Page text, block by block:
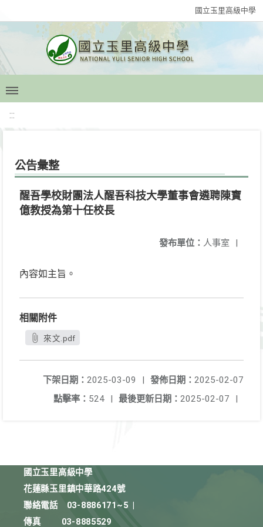
國立玉里高級中學
:::
公告彙整
醒吾學校財團法人醒吾科技大學董事會遴聘陳寶
億教授為第十任校長
發布單位： 人事室 |
內容如主旨。
相關附件
來文.pdf
發佈日期： 2025-02-07
下架日期： 2025-03-09
|
最後更新日期： 2025-02-07 |
點擊率： 524 |
國立玉里高級中學
花蓮縣玉里鎮中華路424號
聯絡電話
03-8886171~5
傳真
03-8885529